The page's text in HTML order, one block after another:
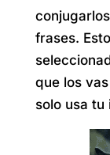
frases.
que los
solo usa tu